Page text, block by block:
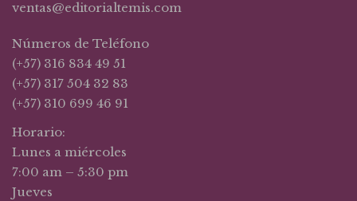
ventas@editorialtemis.com
Números de Teléfono
(+57) 316 834 49 51
(+57) 317 504 32 83
(+57) 310 699 46 91
Horario:
Lunes a miércoles
7:00 am – 5:30 pm
Jueves